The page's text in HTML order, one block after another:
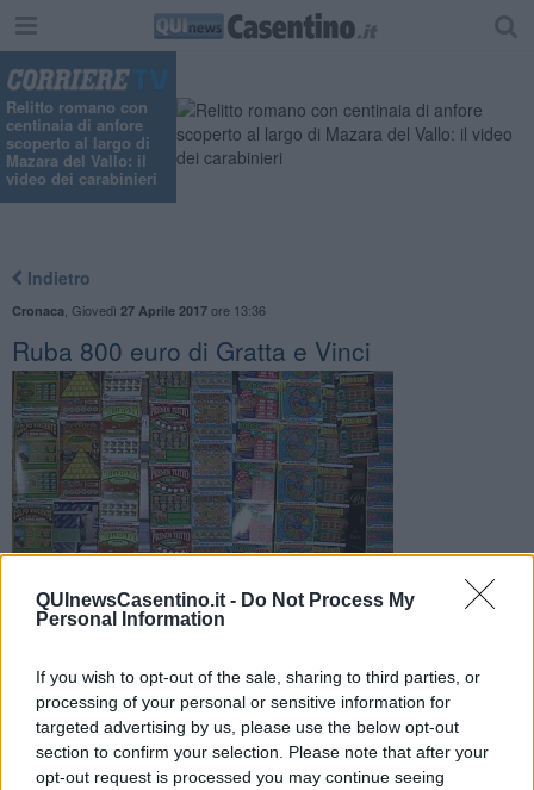
QUInewsCasentino.it - Do Not Process My
Personal Information
If you wish to opt-out of the sale, sharing to third parties, or
processing of your personal or sensitive information for
targeted advertising by us, please use the below opt-out
section to confirm your selection. Please note that after your
opt-out request is processed you may continue seeing
Relitto romano con
centinaia di anfore
scoperto al largo di
Mazara del Vallo: il
video dei carabinieri
Indietro
Cronaca Giovedì 27 Aprile 2017ore 13:36
Ruba 800 euro di Gratta e Vinci
Bibbiena per furto aggravato in una tabaccheria del paese